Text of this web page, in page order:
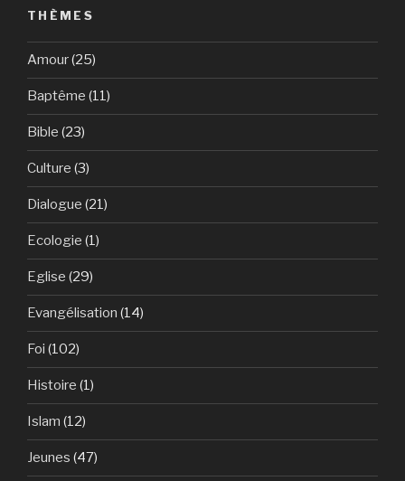
THÈMES
Amour(25)
Baptême (11)
Bible (23)
Culture (3)
Dialogue (21)
Ecologie (1)
Eglise (29)
Evangélisation (14)
Foi (102)
Histoire (1)
Islam (12)
Jeunes (47)